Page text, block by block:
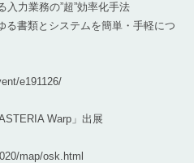
力業務の”超”効率化手法
書類とシステムを簡単・手軽につ
e191126/
Warp」出展
map/osk.html